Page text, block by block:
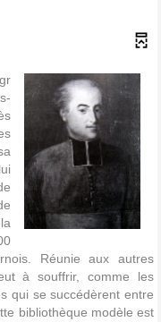
Réunie aux autres
à souffrir, comme les
qui se succédèrent entre
bibliothèque modèle est